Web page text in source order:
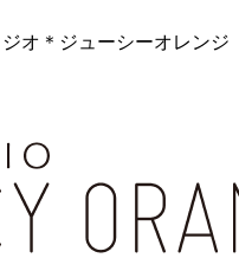
オ＊ジューシーオレンジ